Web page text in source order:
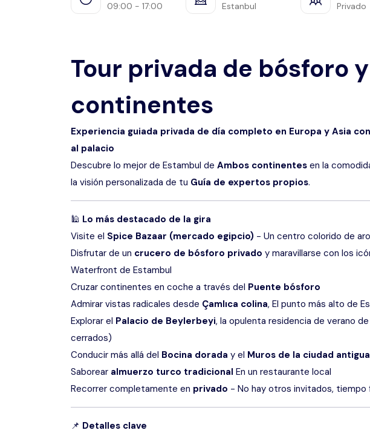
09:00 - 17:00 Estanbul Privado
Tour privada de bósforo
continentes
Experiencia guiada privada de día completo en Europa y Asia
al palacio
Descubre lo mejor de Estambul de Ambos continentes en la
la visión personalizada de tu Guía de expertos propios.
🕌 Lo más destacado de la gira
Visite el Spice Bazaar (mercado egipcio) - Un centro colorido de
Disfrutar de un crucero de bósforo privado y maravillarse con los
Waterfront de Estambul
Cruzar continentes en coche a través del Puente bósforo
Admirar vistas radicales desde Çamlıca colina, El punto más alto de
Explorar el Palacio de Beylerbeyi, la opulenta residencia de verano
cerrados)
Conducir más allá del Bocina dorada y el Muros de la ciudad
Saborear almuerzo turco tradicional En un restaurante local
Recorrer completamente en privado - No hay otros invitados, tiempo
📌 Detalles clave